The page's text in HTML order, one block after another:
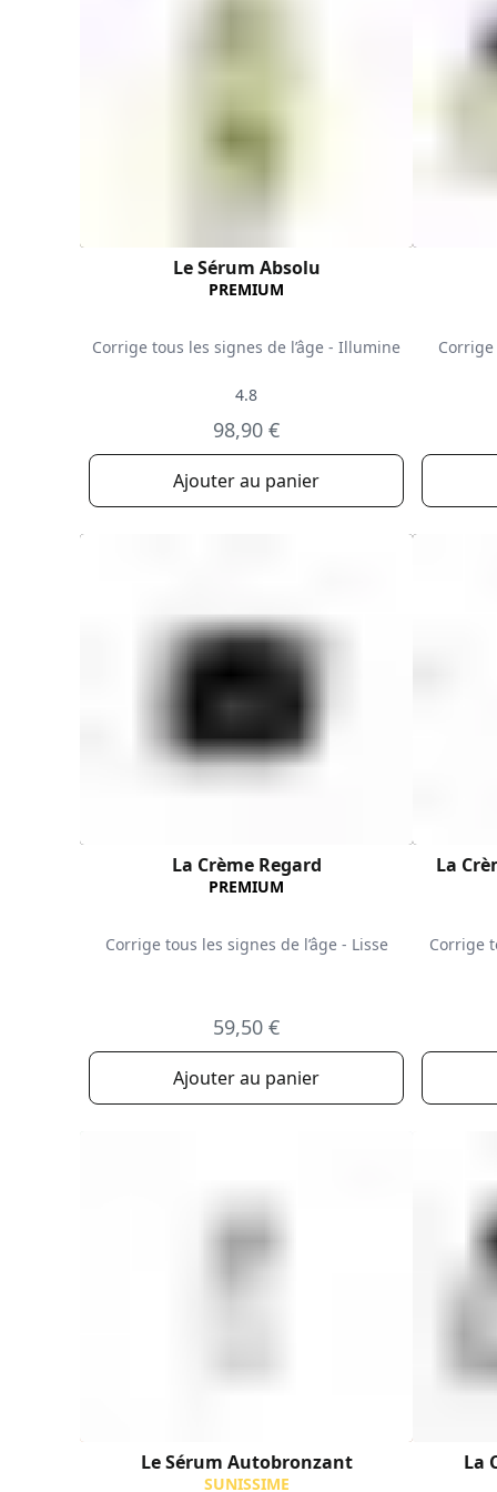
Le Sérum Absolu
PREMIUM
Corrige tous les signes de l’âge - Illumine
4.8
98,90 €
Ajouter au panier
La Crème Regard
PREMIUM
Corrige tous les signes de l’âge - Lisse
59,50 €
Ajouter au panier
La
Corrige
Le Sérum Autobronzant
SUNISSIME
La